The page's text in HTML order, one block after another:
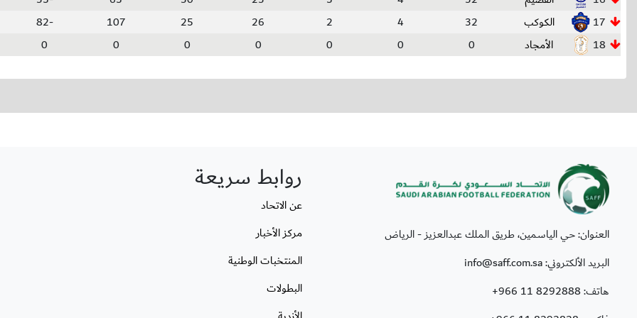
17
الكوكب 32
4
2
26
25
107
-82
18
الأمجاد 0
0
0
0
0
0
0
العنوان: حي الياسمين، طريق الملك عبدالعزيز - الرياض
البريد الألكتروني: info@saff.com.sa
هاتف:+966 11 8292888
روابط سريعة
عن الاتحاد
مركز الأخبار
المنتخبات الوطنية
البطولات